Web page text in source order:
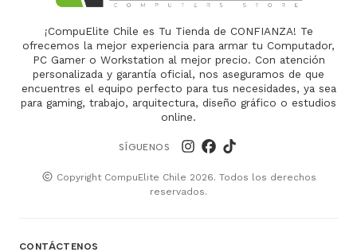
¡CompuElite Chile es Tu Tienda de CONFIANZA! Te
ofrecemos la mejor experiencia para armar tu Computador,
PC Gamer o Workstation al mejor precio. Con atención
personalizada y garantía oficial, nos aseguramos de que
encuentres el equipo perfecto para tus necesidades, ya sea
para gaming, trabajo, arquitectura, diseño gráfico o estudios
online.
SÍGUENOS
Copyright CompuElite Chile 2026. Todos los derechos
reservados.
CONTÁCTENOS